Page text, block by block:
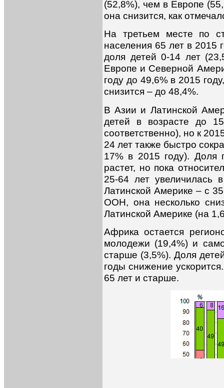
(52,8%), чем в Европе
она снизится, как
На третьем месте по
населения 65 лет в 2015
доля детей 0-14 лет
Европе и Северной
году до 49,6% в 2015
снизится – до 48,4%.
В Азии и Латинской
детей в возрасте до
соответственно), но к
24 лет также быстро
17% в 2015 году). Доля
растет, но пока
25-64 лет
Латинской Америке – с
ООН, она несколько
Латинской Америке (на
Африка остается
молодежи (19,4%) и
старше (3,5%). Доля
годы снижение
65 лет и старше.